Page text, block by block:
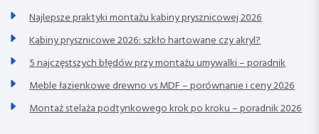
Najlepsze praktyki montażu kabiny prysznicowej 2026
Kabiny prysznicowe 2026: szkło hartowane czy akryl?
5 najczęstszych błędów przy montażu umywalki – poradnik
Meble łazienkowe drewno vs MDF – porównanie i ceny 2026
Montaż stelaża podtynkowego krok po kroku – poradnik 2026